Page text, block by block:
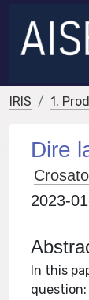
IRIS 1.
Dire
2023-
In this